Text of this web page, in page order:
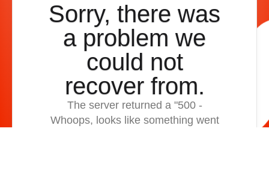
Sorry, there was
a problem we
could not
recover from.
The server returned a "500 -
Whoops, looks like something went